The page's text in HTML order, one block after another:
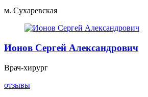
м. Сухаревская
Ионов Сергей Александрович
Врач-хирург
отзывы